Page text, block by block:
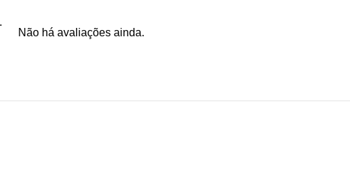
Não há avaliações ainda.